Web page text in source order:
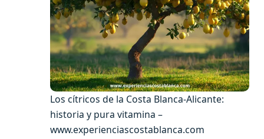
Los cítricos de la Costa Blanca-Alicante:
historia y pura vitamina –
www.experienciascostablanca.com